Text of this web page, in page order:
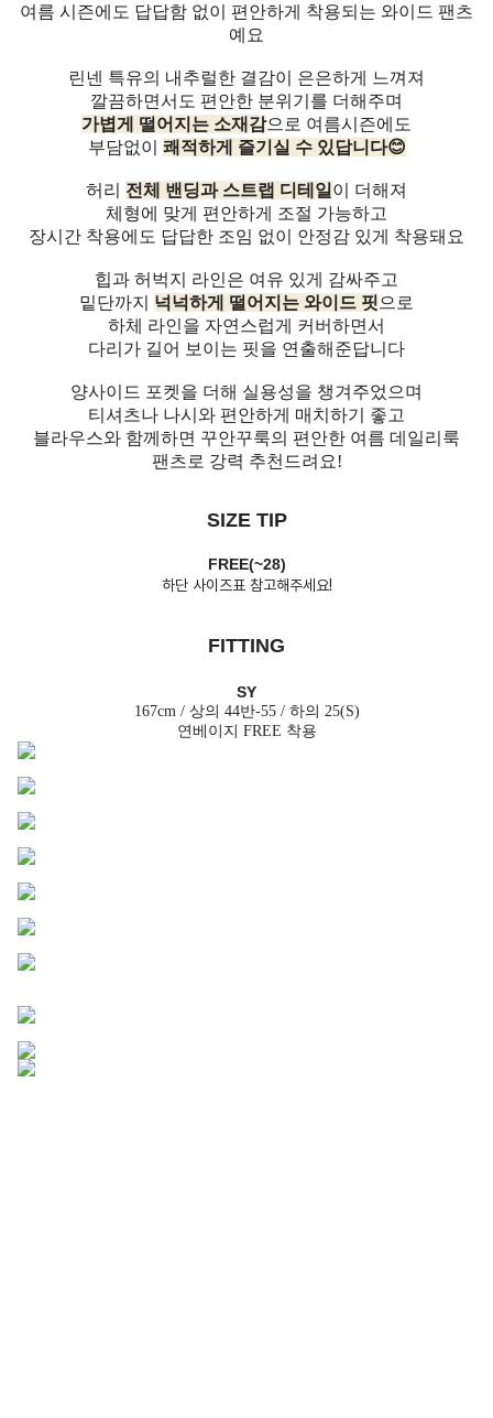
여름 시즌에도 답답함 없이 편안하게 착용되는 와이드 팬츠
예요
린넨 특유의 내추럴한 결감이 은은하게 느껴져
깔끔하면서도 편안한 분위기를 더해주며
가볍게 떨어지는 소재감으로 여름시즌에도
부담없이 쾌적하게 즐기실 수 있답니다😊
허리 전체 밴딩과 스트랩 디테일 이 더해져
체형에 맞게 편안하게 조절 가능하고
장시간 착용에도 답답한 조임 없이 안정감 있게 착용돼요
힙과 허벅지 라인은 여유 있게 감싸주고
밑단까지 넉넉하게 떨어지는 와이드 핏으로
하체 라인을 자연스럽게 커버하면서
다리가 길어 보이는 핏을 연출해준답니다
양사이드 포켓을 더해 실용성을 챙겨주었으며
티셔츠나 나시와 편안하게 매치하기 좋고
블라우스와 함께하면 꾸안꾸룩의 편안한 여름 데일리룩
팬츠로 강력 추천드려요!
SIZE TIP
FREE(~28)
하단 사이즈표 참고해주세요!
FITTING
SY
167cm / 상의 44반-55 / 하의 25(S)
연베이지 FREE 착용